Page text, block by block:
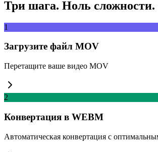
Три шага. Ноль сложности.
1
Загрузите файл MOV
Перетащите ваше видео MOV
2
Конвертация в WEBM
Автоматическая конвертация с